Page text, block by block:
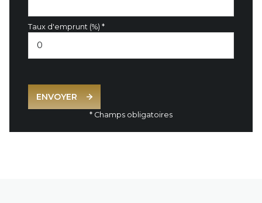
Taux d'emprunt (%) *
ENVOYER
* Champs obligatoires